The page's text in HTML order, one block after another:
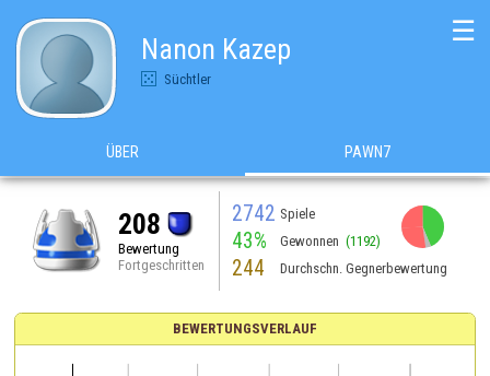
Nanon Kazep
Süchtler
☰
ÜBER PAWN7
208
Bewertung
Fortgeschritten
2742 Spiele
43% Gewonnen (1192)
244 Durchschn. Gegnerbewertung
BEWERTUNGSVERLAUF